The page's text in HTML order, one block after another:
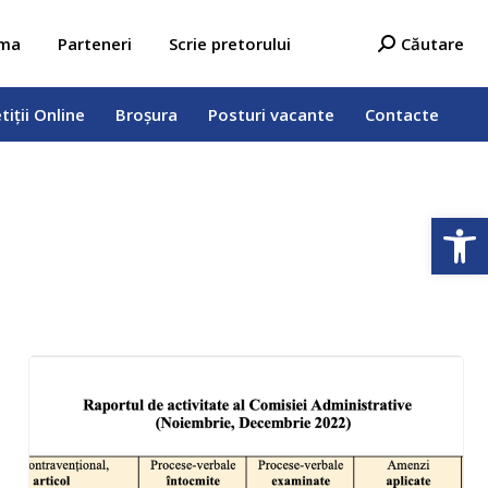
Parteneri Scrie pretorului Search:
Căutare
Online Broșura Posturi vacante Contacte
Online Broșura Posturi vacante Contacte